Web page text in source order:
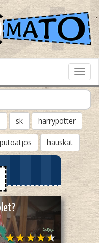
sk harrypotter
putoatjos hauskat
Saga